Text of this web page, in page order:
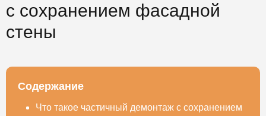
с сохранением фасадной
стены
Содержание
Что такое частичный демонтаж с сохранением